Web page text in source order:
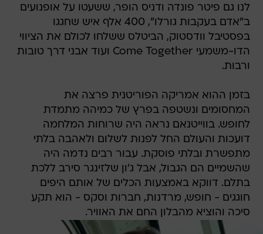
לנו גם פיטר פונדה ודניס הופר, ששעטו על אופנועים
ב"אדם בעקבות גורלו", 400 אלף איש שחגגו
בפסטיבל וודסטוק, הביטלס ששלחו לכולם את הציווי
הדו-משמעי Come Together ועוד אבני דרך טובות
ורבות.
בזמן ההוא אמריקה הפוריטנית פרצה את
המחסומים ונשטפה בפרץ של כמיהה מתמדת
לחופש. בווייטנאם נראה היה שרוחות המלחמה
דועכות והעולם החל לפנות לשלום ולאהבה בלתי
מתפשרת ובלתי פוסקת. עבור רבים נדמה היה
שהשמיים הם הגבול, אבל ג'ון שלזינגר סירב ללכת
בתלם. דווקא באמצעות הכלים של אותם היפים
חוגגים - חופש, מרדנות, חברות וסקס - הוא תקע
סיכה והוציא מהבלון החם את האוויר.